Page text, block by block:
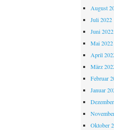
August
Juli 2022
Juni 2022
Mai 2022
April
März
Februar
Januar
Oktober